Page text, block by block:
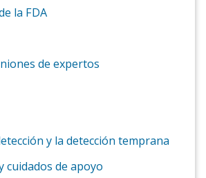
la FDA
de expertos
y la detección temprana
cuidados de apoyo